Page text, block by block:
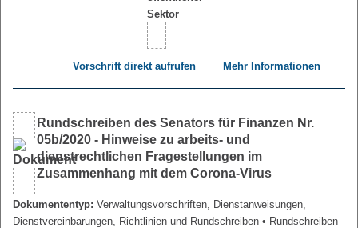
Vorschrift direkt aufrufen Mehr Informationen
Rundschreiben des Senators für Finanzen Nr.
05b/2020 - Hinweise zu arbeits- und
dienstrechtlichen Fragestellungen im
Zusammenhang mit dem Corona-Virus
Dokumententyp: Verwaltungsvorschriften, Dienstanweisungen,
Dienstvereinbarungen, Richtlinien und Rundschreiben • Rundschreiben